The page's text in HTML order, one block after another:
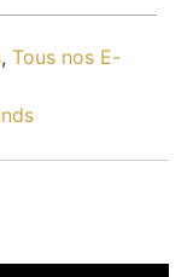
, Tous nos E-